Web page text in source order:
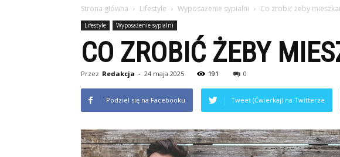
Strona główna Lifestyle Wyposażenie sypialni Co zrobić żeby
Lifestyle Wyposażenie sypialni
CO ZROBIĆ ŻEBY
Przez Redakcja - 24 maja 2025 191 0
Podziel się na Facebooku Tweet (Ćwierkaj) na Twitterze